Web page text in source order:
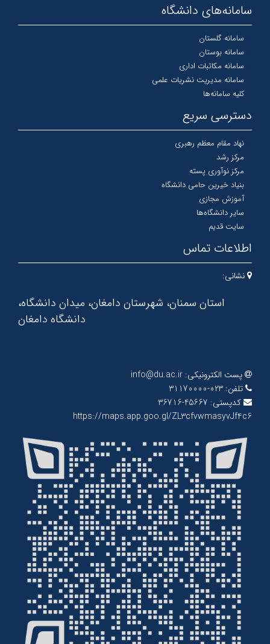
سامانه‌های دانشگاه
سامانه گلستان
سامانه بوستان
سامانه مکاتبات اداری
سامانه مدیریت نشریات علمی
کلیه سامانه‌ها
دسترسی سریع
نهاد مقام معظم رهبری
مرکز رشد
مرکز نوآوری پسته
بنیاد خیرین حامی دانشگاه
آموزش مجازی
سایر دانشگاه‌ها
سایت قدیم
اطلاعات تماس
نشانی:
استان سمنان، شهرستان دامغان، میدان دانشگاه،
دانشگاه دامغان
پست الکترونیکی: info@du.ac.ir
تلفن: 023-31170000
کدپستی: 45667-36716
https://maps.app.goo.gl/ZL3cfvwmasyvJf4c6